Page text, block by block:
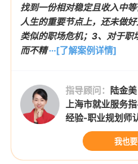
找到一份相对稳定且收入中
人生的重要节点上，还未做
类似的职场危机；3、对于职
而不精···[了解案例详情]
指导顾问： 陆金美
上海市就业服务
经验-职业规划师
我也